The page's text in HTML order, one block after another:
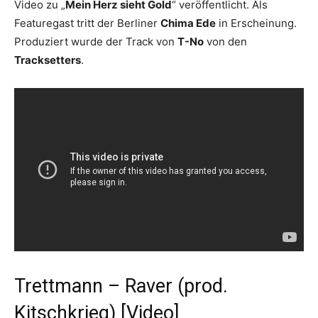
Video zu „Mein Herz sieht Gold“ veröffentlicht. Als
Featuregast tritt der Berliner Chima Ede in Erscheinung.
Produziert wurde der Track von T-No von den
Tracksetters.
Trettmann – Raver (prod.
Kitschkrieg) [Video]